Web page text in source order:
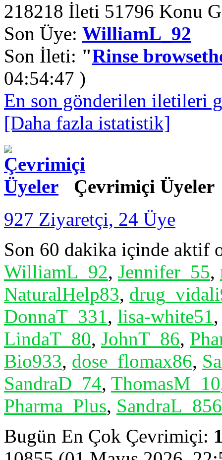
218218 İleti 51796 Konu
Son Üye: WilliamL_92
Son İleti: "Rinse
04:54:47 )
En son gönderilen iletileri
[Daha fazla istatistik]
Çevrimiçi Üyeler
927 Ziyaretçi, 24 Üye
Son 60 dakika içinde aktif
WilliamL_92, Jennifer_55,
NaturalHelp83,
DonnaT_331, lisa-white51
LindaT_80, JohnT_86,
Bio933, dose_flomax86,
SandraD_74, ThomasM_10
Pharma_Plus, SandraL_856
Bugün En Çok Çevrimiçi: